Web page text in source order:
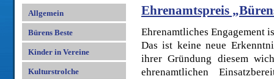
Allgemein
Bürens Beste
Kinder in Vereine
Kulturstrolche
Ehrenamtspreis
Ehrenamtliches Engagement
Das ist keine neue
ihrer Gründung diesem
ehrenamtlichen